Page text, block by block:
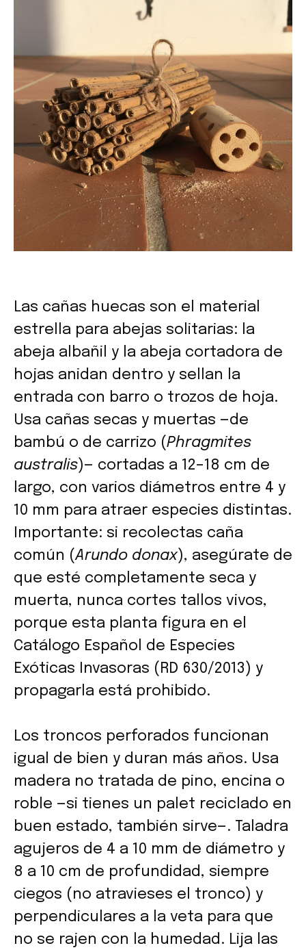
Las cañas huecas son el material
estrella para abejas solitarias: la
abeja albañil y la abeja cortadora de
hojas anidan dentro y sellan la
entrada con barro o trozos de hoja.
Usa cañas secas y muertas —de
bambú o de carrizo (Phragmites
australis)— cortadas a 12–18 cm de
largo, con varios diámetros entre 4 y
10 mm para atraer especies distintas.
Importante: si recolectas caña
común (Arundo donax), asegúrate de
que esté completamente seca y
muerta, nunca cortes tallos vivos,
porque esta planta figura en el
Catálogo Español de Especies
Exóticas Invasoras (RD 630/2013) y
propagarla está prohibido.
Los troncos perforados funcionan
igual de bien y duran más años. Usa
madera no tratada de pino, encina o
roble —si tienes un palet reciclado en
buen estado, también sirve—. Taladra
agujeros de 4 a 10 mm de diámetro y
8 a 10 cm de profundidad, siempre
ciegos (no atravieses el tronco) y
perpendiculares a la veta para que
no se rajen con la humedad. Lija las